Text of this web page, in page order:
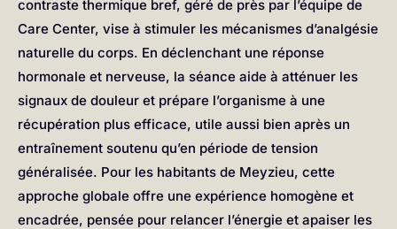
contraste thermique bref, géré de près par l’équipe de
Care Center, vise à stimuler les mécanismes d’analgésie
naturelle du corps. En déclenchant une réponse
hormonale et nerveuse, la séance aide à atténuer les
signaux de douleur et prépare l’organisme à une
récupération plus efficace, utile aussi bien après un
entraînement soutenu qu’en période de tension
généralisée. Pour les habitants de Meyzieu, cette
approche globale offre une expérience homogène et
encadrée, pensée pour relancer l’énergie et apaiser les